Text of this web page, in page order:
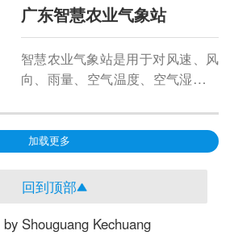
广东智慧农业气象站
智慧农业气象站是用于对风速、风
向、雨量、空气温度、空气湿度、
要素进行全天候现场监测。
加载更多
回到顶部
Shouguang Kechuang